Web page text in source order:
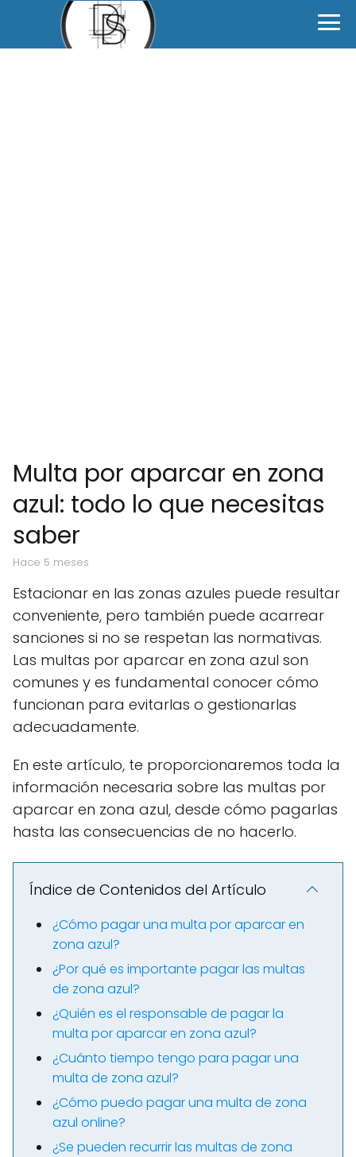
Multa por aparcar en zona
azul: todo lo que necesitas
saber
hace 5 meses
Estacionar en las zonas azules puede resultar
conveniente, pero también puede acarrear
sanciones si no se respetan las normativas.
Las multas por aparcar en zona azul son
comunes y es fundamental conocer cómo
funcionan para evitarlas o gestionarlas
adecuadamente.
En este artículo, te proporcionaremos toda la
información necesaria sobre las multas por
aparcar en zona azul, desde cómo pagarlas
hasta las consecuencias de no hacerlo.
Índice de Contenidos del Artículo
¿Cómo pagar una multa por aparcar en
zona azul?
¿Por qué es importante pagar las multas
de zona azul?
¿Quién es el responsable de pagar la
multa por aparcar en zona azul?
¿Cuánto tiempo tengo para pagar una
multa de zona azul?
¿Cómo puedo pagar una multa de zona
azul online?
¿Se pueden recurrir las multas de zona